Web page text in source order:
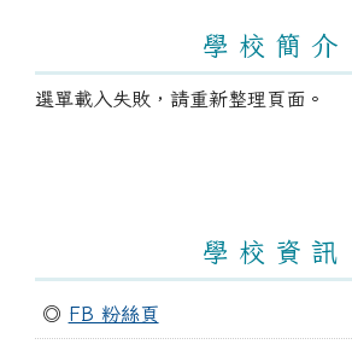
學 校 簡 介
選單載入失敗，請重新整理頁面。
學 校 資 訊
◎ FB 粉絲頁